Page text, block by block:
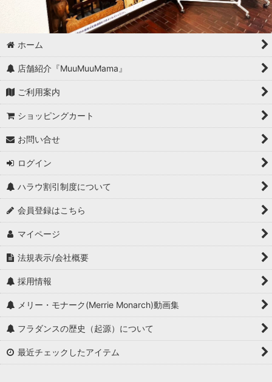
ホーム
店舗紹介『MuuMuuMama』
ご利用案内
ショッピングカート
お問い合せ
ログイン
ハラウ割引制度について
会員登録はこちら
マイページ
法規表示/会社概要
採用情報
メリー・モナーク(Merrie Monarch)動画集
フラダンスの歴史（起源）について
最近チェックしたアイテム